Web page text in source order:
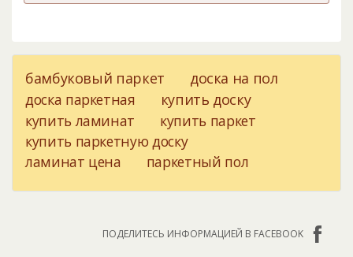
бамбуковый паркет
доска на пол
доска паркетная
купить доску
купить ламинат
купить паркет
купить паркетную доску
ламинат цена
паркетный пол
ПОДЕЛИТЕСЬ ИНФОРМАЦИЕЙ В FACEBOOK